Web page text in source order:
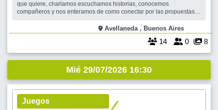
que quiere, charlamos escuchamos historias, conocemos
compañeros y nos enteramos de como conectar por las propuestas,
referencia en las mesas que estan cerca del Mostaza besos a todos !
Avellaneda , Buenos Aires
14 0 8
Mié 29/07/2026 16:30
Juegos